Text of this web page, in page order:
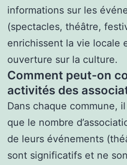
informations sur les
(spectacles, théâtre,
enrichissent la vie locale
ouverture sur la culture.
Comment peut-on
activités des
Dans chaque commune,
que le nombre
de leurs événements
sont significatifs et ne